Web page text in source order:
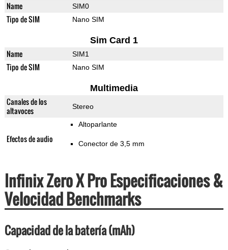
Name SIM0
Tipo de SIM Nano SIM
Sim Card 1
Name SIM1
Tipo de SIM Nano SIM
Multimedia
Canales de los
altavoces
Stereo
Efectos de audio
Altoparlante
Conector de 3,5 mm
Infinix Zero X Pro Especificaciones &
Velocidad Benchmarks
Capacidad de la batería (mAh)